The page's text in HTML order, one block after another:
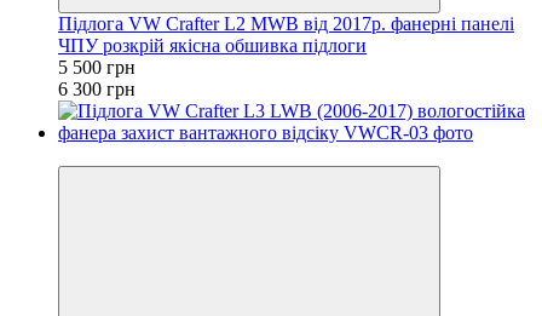
Підлога VW Crafter L2 MWB від 2017р. фанерні панелі
ЧПУ розкрій якісна обшивка підлоги
5 500 грн
6 300 грн